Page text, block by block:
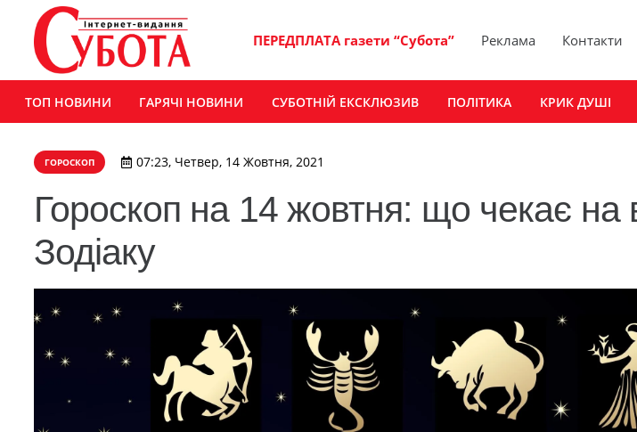
ПЕРЕДПЛАТА газети “Субота” Реклама Контакти
ТОП НОВИНИ ГАРЯЧІ НОВИНИ СУБОТНІЙ ЕКСКЛЮЗИВ ПОЛІТИКА КРИК ДУШІ
ГОРОСКОП 07:23, Четвер, 14 Жовтня, 2021
Гороскоп на 14 жовтня: що чекає на
Зодіаку